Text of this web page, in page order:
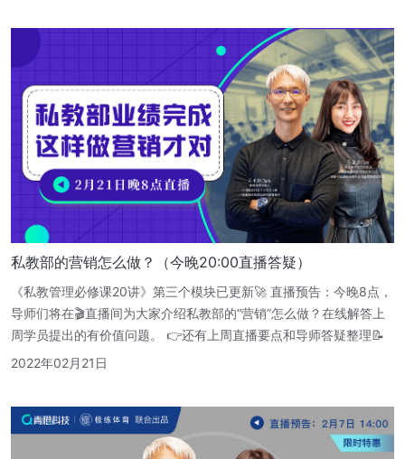
私教部的营销怎么做？（今晚20:00直播答疑）
《私教管理必修课20讲》第三个模块已更新🚀 直播预告：今晚8点，
导师们将在🎬直播间为大家介绍私教部的“营销”怎么做？在线解答上
周学员提出的有价值问题。 👉还有上周直播要点和导师答疑整理📝
2022年02月21日